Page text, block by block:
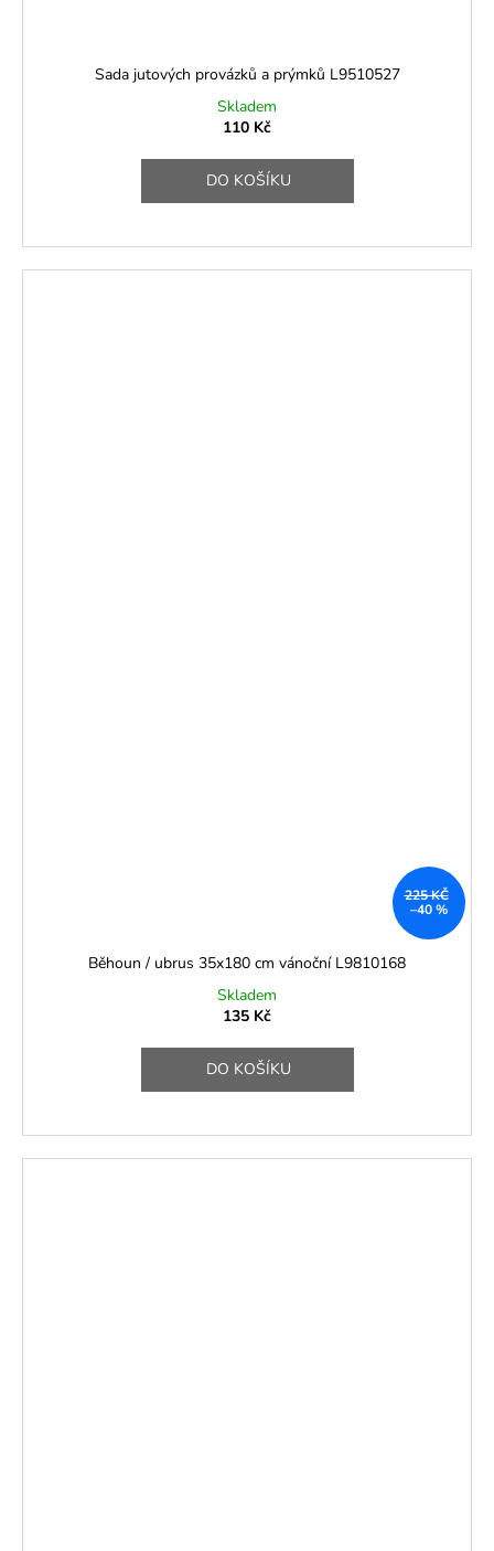
Sada jutových provázků a prýmků L9510527
Skladem
110 Kč
DO KOŠÍKU
225 KČ
–40 %
Běhoun / ubrus 35x180 cm vánoční L9810168
Skladem
135 Kč
DO KOŠÍKU